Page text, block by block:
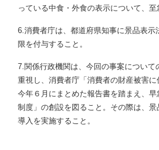
っている中食・外食の表示について、至
6.消費者庁は、都道府県知事に景品表示
限を付与すること。
7.関係行政機関は、今回の事案について
重視し、消費者庁「消費者の財産被害
今年６月にまとめた報告書を踏まえ、
制度」の創設を図ること。その際は、
導入を実施すること。